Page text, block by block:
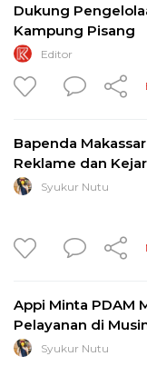
Dukung
Kampung Pisang
Editor
Bapenda
Reklame dan
Syukur Nutu
Appi Minta PDAM
Pelayanan di
Syukur Nutu